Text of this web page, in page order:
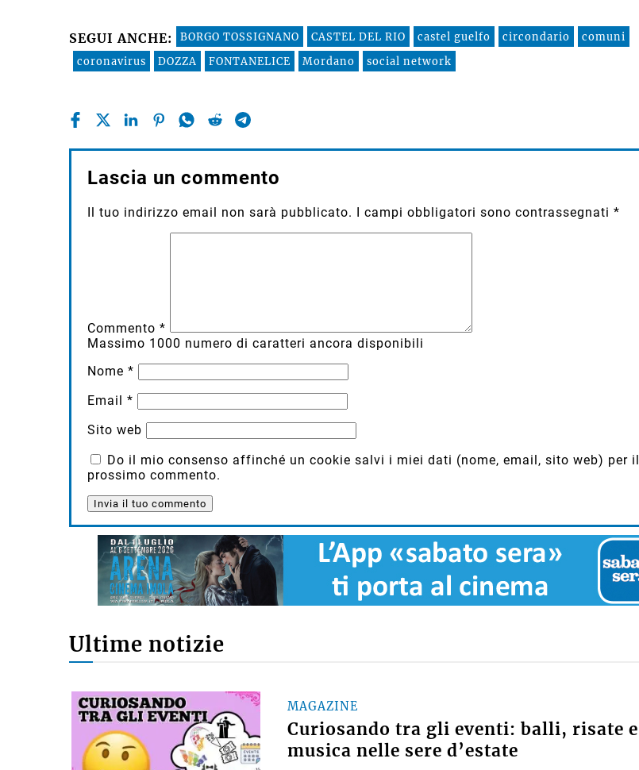
SEGUI ANCHE: BORGO TOSSIGNANO CASTEL DEL RIO castel guelfo circondario
comuni
coronavirus
DOZZA FONTANELICE Mordano social network
Lascia un commento
Il tuo indirizzo email non sarà pubblicato. I campi obbligatori sono contrassegnati *
Commento *
Massimo 1000 numero di caratteri ancora disponibili
Nome *
Email *
Sito web
Do il mio consenso affinché un cookie salvi i miei dati (nome, email, sito web) per il
prossimo commento.
Ultime notizie
MAGAZINE
Curiosando tra gli eventi: balli, risate e
musica nelle sere d’estate